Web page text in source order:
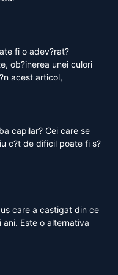
fi o adev?rat?
ob?inerea unei culori
acest articol,
capilar? Cei care se
c?t de dificil poate fi s?
care a castigat din ce
Este o alternativa